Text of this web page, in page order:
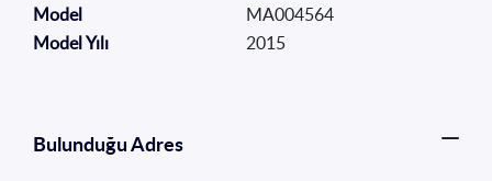
Model
MA004564
Model Yılı
2015
Bulunduğu Adres